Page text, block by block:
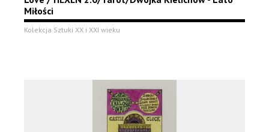
Miłości
Kolekcja Sztuki XX i XXI wieku